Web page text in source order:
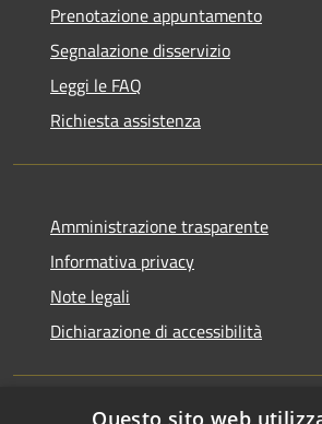
Prenotazione appuntamento
Segnalazione disservizio
Leggi le FAQ
Richiesta assistenza
Amministrazione trasparente
Informativa privacy
Note legali
Dichiarazione di accessibilità
Questo sito web